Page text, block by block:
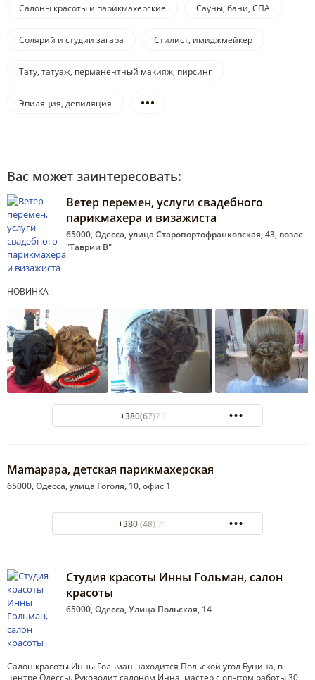
Салоны красоты и парикмахерские Сауны, бани, СПА
Солярий и студии загара Стилист, имиджмейкер
Тату, татуаж, перманентный макияж, пирсинг
Эпиляция, депиляция
Вас может заинтересовать:
Ветер перемен, услуги свадебного
парикмахера и визажиста
65000, Одесса, улица Старопортофранковская, 43, возле
"Таврии В"
НОВИНКА
+380(67)737-48-91
Mamapapa, детская парикмахерская
65000, Одесса, улица Гоголя, 10, офис 1
+380 (48) 701-28-89
Студия красоты Инны Гольман, салон
красоты
65000, Одесса, Улица Польская, 14
Салон красоты Инны Гольман находится Польской угол Бунина, в